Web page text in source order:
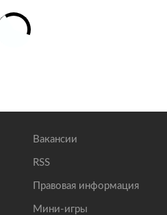
Вакансии
RSS
Правовая информация
Мини-игры